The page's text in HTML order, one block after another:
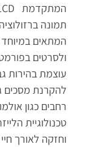
המתאים במיוחד
ולסרטים
להקרנת מסכים
רחבים כגון
טכנולוגיית
וחזקה לאורך